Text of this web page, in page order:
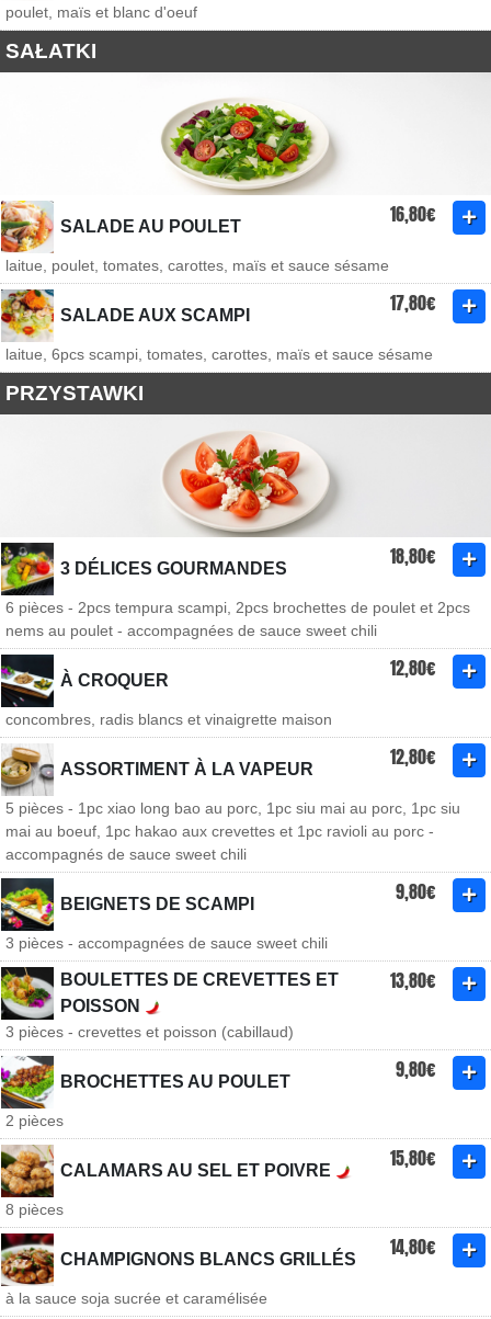
poulet, maïs et blanc d'oeuf
SAŁATKI
SALADE AU POULET 16,80€
laitue, poulet, tomates, carottes, maïs et sauce sésame
SALADE AUX SCAMPI 17,80€
laitue, 6pcs scampi, tomates, carottes, maïs et sauce sésame
PRZYSTAWKI
3 DÉLICES GOURMANDES 18,80€
6 pièces - 2pcs tempura scampi, 2pcs brochettes de poulet et 2pcs
nems au poulet - accompagnées de sauce sweet chili
À CROQUER 12,80€
concombres, radis blancs et vinaigrette maison
ASSORTIMENT À LA VAPEUR 12,80€
5 pièces - 1pc xiao long bao au porc, 1pc siu mai au porc, 1pc siu
mai au boeuf, 1pc hakao aux crevettes et 1pc ravioli au porc -
accompagnés de sauce sweet chili
BEIGNETS DE SCAMPI 9,80€
3 pièces - accompagnées de sauce sweet chili
BOULETTES DE CREVETTES ET
POISSON
13,80€
3 pièces - crevettes et poisson (cabillaud)
BROCHETTES AU POULET 9,80€
2 pièces
CALAMARS AU SEL ET POIVRE 15,80€
8 pièces
CHAMPIGNONS BLANCS GRILLÉS 14,80€
à la sauce soja sucrée et caramélisée